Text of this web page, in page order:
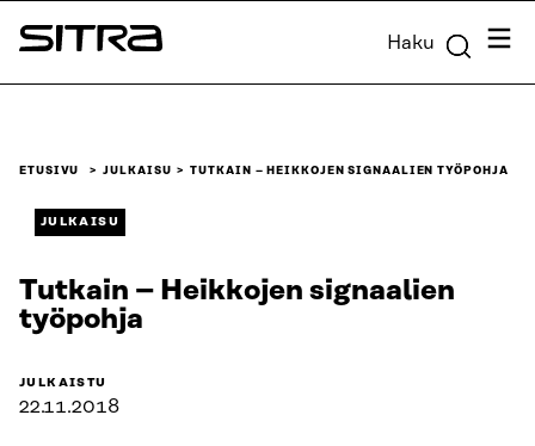
Siirry
suoraan
Sitra Haku
ETUSIVU JULKAISU TUTKAIN – HEIKKOJEN SIGNAALIEN TYÖPOHJA
JULKAISU
Tutkain – Heikkojen signaalien
työpohja
JULKAISTU
22.11.2018